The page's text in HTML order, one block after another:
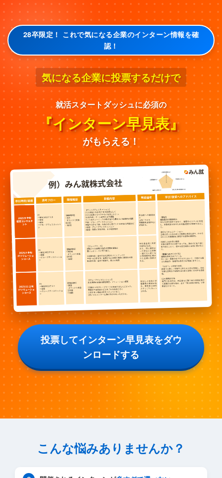
28卒限定！ これで気になる企業のインターン情報を確
認！
気になる企業に投票するだけで
就活スタートダッシュに必須の
『インターン早見表』
がもらえる！
投票してインターン早見表をダウ
ンロードする
こんな悩みありませんか？